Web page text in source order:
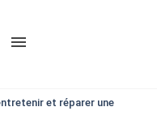
menu
et réparer une